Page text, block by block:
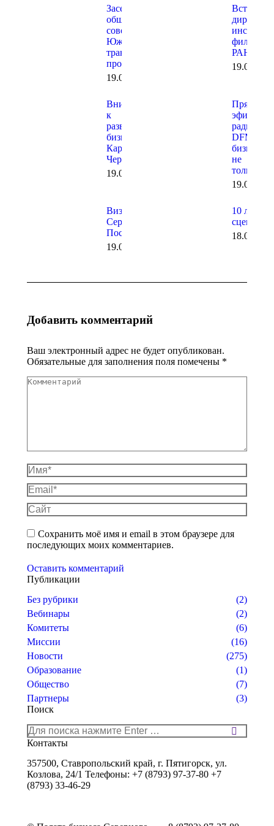
Заседание
общественного
совета при
Южной
транспортной
прокуратуре
19.06.2026
Встреча с
филиала
Внимание
к
развитию
бизнеса в
Карачаево-
Черкесии
19.06.2026
Прямой
эфир на
радио
DFM о
бизнесе и
не
только…
Визит в
Сергиев
Посад
19.06.2026
10 лет на
сцене!
Добавить комментарий
Ваш электронный адрес не будет опубликован.
Обязательные для заполнения поля помечены *
Комментарий
Имя *
Email *
Сайт
Сохранить моё имя и email в этом браузере для
последующих моих комментариев.
Оставить комментарий
Публикации
Без рубрики
(2)
Вебинары
(2)
Комитеты
(6)
Миссии
(16)
Новости
(275)
Образование
(1)
Общество
(7)
Партнеры
(3)
Поиск
Поиск:
Контакты
357500, Ставропольский край, г. Пятигорск, ул.
Козлова, 24/1 Телефоны: +7 (8793) 97-37-80 +7
(8793) 33-46-29